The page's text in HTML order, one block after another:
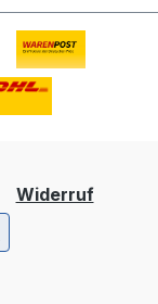
Widerruf